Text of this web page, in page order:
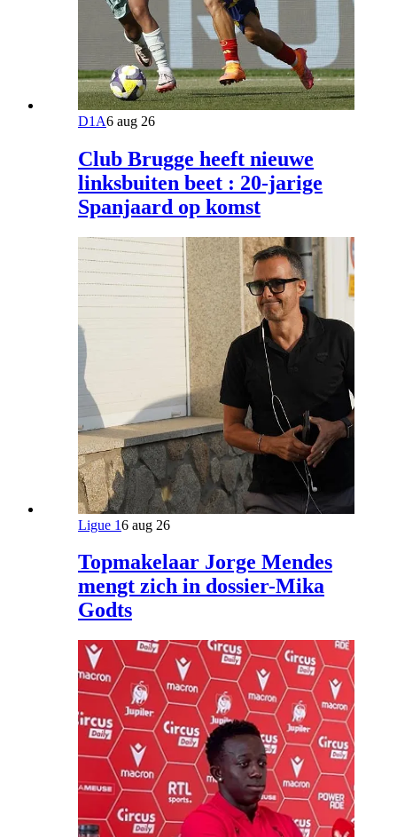
D1A6 aug 26
Club Brugge heeft nieuwe
linksbuiten beet : 20-jarige
Spanjaard op komst
Ligue 16 aug 26
Topmakelaar Jorge Mendes
mengt zich in dossier-Mika
Godts